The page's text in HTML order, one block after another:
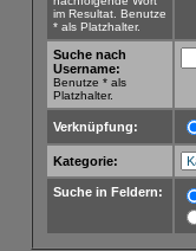
im Resultat. Benutze
* als Platzhalter.
Suche nach
Username:
Benutze * als
Platzhalter.
Verknüpfung:
Kategorie:
Suche in Feldern: